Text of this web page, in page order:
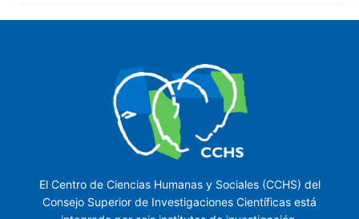
El Centro de Ciencias Humanas y Sociales (CCHS) del
Consejo Superior de Investigaciones Científicas está